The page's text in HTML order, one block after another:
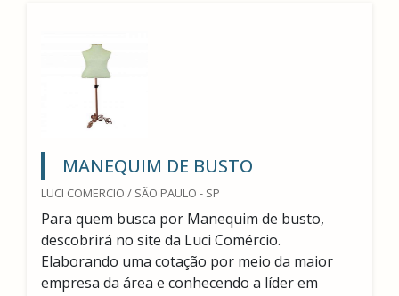
MANEQUIM DE BUSTO
LUCI COMERCIO / SÃO PAULO - SP
Para quem busca por Manequim de busto,
descobrirá no site da Luci Comércio.
Elaborando uma cotação por meio da maior
empresa da área e conhecendo a líder em